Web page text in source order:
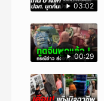
03:02
00:29